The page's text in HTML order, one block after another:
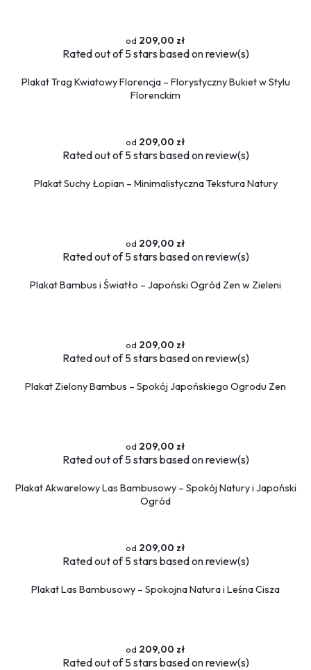
209,00 zł
Ratedout of 5 stars based onreview(s)
Plakat Trag Kwiatowy Florencja – Florystyczny Bukiet w Stylu
Florenckim
209,00 zł
Ratedout of 5 stars based onreview(s)
Plakat Suchy Łopian – Minimalistyczna Tekstura Natury
209,00 zł
Ratedout of 5 stars based onreview(s)
Plakat Bambus i Światło – Japoński Ogród Zen w Zieleni
209,00 zł
Ratedout of 5 stars based onreview(s)
Plakat Zielony Bambus – Spokój Japońskiego Ogrodu Zen
209,00 zł
Ratedout of 5 stars based onreview(s)
Plakat Akwarelowy Las Bambusowy – Spokój Natury i Japoński
Ogród
209,00 zł
Ratedout of 5 stars based onreview(s)
Plakat Las Bambusowy – Spokojna Natura i Leśna Cisza
209,00 zł
Ratedout of 5 stars based onreview(s)